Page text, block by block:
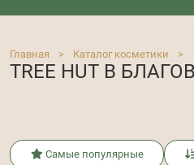
Ищем:
Главная > Каталог косметики >
TREE HUT В
Самые популярные